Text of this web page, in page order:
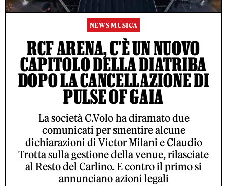
NEWS MUSICA
RCF ARENA, C'È UN NUOVO
CAPITOLO DELLA DIATRIBA
DOPO LA CANCELLAZIONE DI
PULSE OF GAIA
La società C.Volo ha diramato due
comunicati per smentire alcune
dichiarazioni di Victor Milani e Claudio
Trotta sulla gestione della venue, rilasciate
al Resto del Carlino. E contro il primo si
annunciano azioni legali